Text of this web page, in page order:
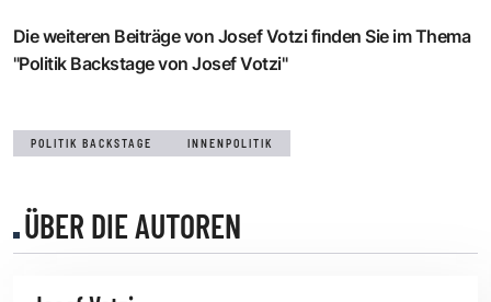
Die weiteren Beiträge von Josef Votzi finden Sie im Thema
"Politik Backstage von Josef Votzi"
POLITIK BACKSTAGE INNENPOLITIK
ÜBER DIE AUTOREN